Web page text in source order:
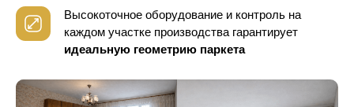
Высокоточное оборудование и контроль на
каждом участке производства гарантирует
идеальную геометрию паркета